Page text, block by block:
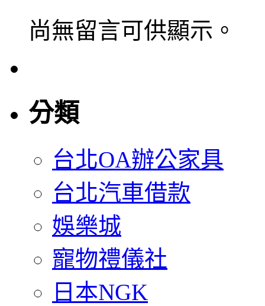
尚無留言可供顯示。
分類
台北OA辦公家具
台北汽車借款
娛樂城
寵物禮儀社
日本NGK